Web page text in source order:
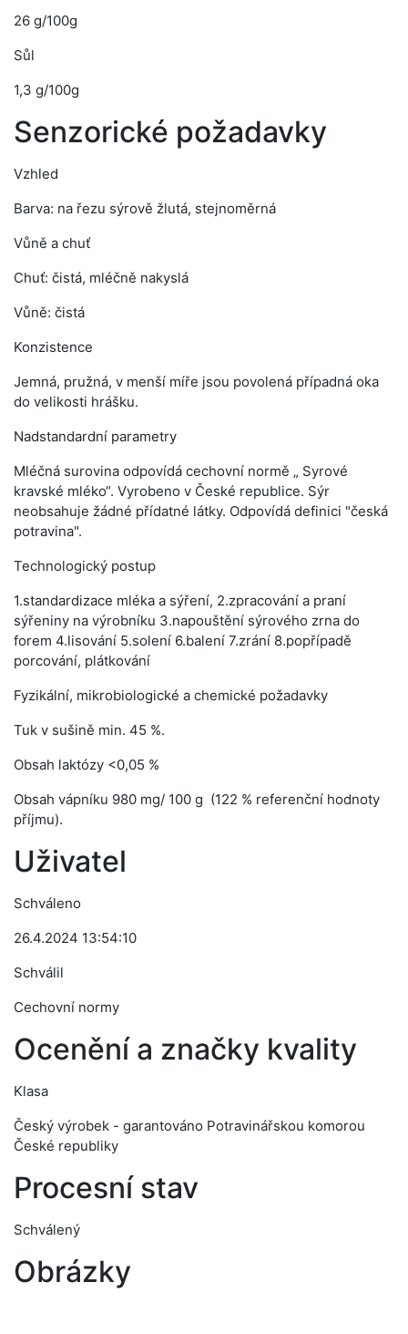
26 g/100g
Sůl
1,3 g/100g
Senzorické požadavky
Vzhled
Barva: na řezu sýrově žlutá, stejnoměrná
Vůně a chuť
Chuť: čistá, mléčně nakyslá
Vůně: čistá
Konzistence
Jemná, pružná, v menší míře jsou povolená případná oka
do velikosti hrášku.
Nadstandardní parametry
Mléčná surovina odpovídá cechovní normě „ Syrové
kravské mléko“. Vyrobeno v České republice. Sýr
neobsahuje žádné přídatné látky. Odpovídá definici "česká
potravina".
Technologický postup
1.standardizace mléka a sýření, 2.zpracování a praní
sýřeniny na výrobníku 3.napouštění sýrového zrna do
forem 4.lisování 5.solení 6.balení 7.zrání 8.popřípadě
porcování, plátkování
Fyzikální, mikrobiologické a chemické požadavky
Tuk v sušině min. 45 %.
Obsah laktózy <0,05 %
Obsah vápníku 980 mg/ 100 g (122 % referenční hodnoty
příjmu).
Uživatel
Schváleno
26.4.2024 13:54:10
Schválil
Cechovní normy
Ocenění a značky kvality
Klasa
Český výrobek - garantováno Potravinářskou komorou
České republiky
Procesní stav
Schválený
Obrázky